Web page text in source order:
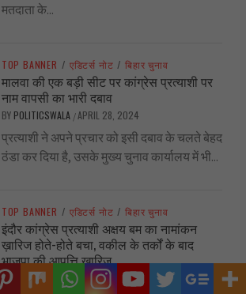
मतदाता के...
TOP BANNER / एडिटर्स नोट / बिहार चुनाव
मालवा की एक बड़ी सीट पर कांग्रेस प्रत्याशी पर
नाम वापसी का भारी दबाव
BY POLITICSWALA /APRIL 28, 2024
प्रत्याशी ने अपने प्रचार को इसी दबाव के चलते बेहद
ठंडा कर दिया है, उसके मुख्य चुनाव कार्यालय में भी...
TOP BANNER / एडिटर्स नोट / बिहार चुनाव
इंदौर कांग्रेस प्रत्याशी अक्षय बम का नामांकन
ख़ारिज होते-होते बचा, वकील के तर्कों के बाद
भाजपा की आपत्ति ख़ारिज
BY POLITICSWALA/APRIL 26, 2024